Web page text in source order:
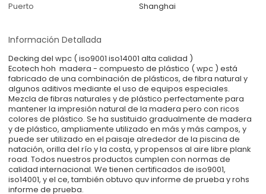
Puerto
Shanghai
Información Detallada
Decking del wpc ( iso9001 iso14001 alta calidad )
Ecotech hoh madera - compuesto de plástico ( wpc ) está
fabricado de una combinación de plásticos, de fibra natural y
algunos aditivos mediante el uso de equipos especiales.
Mezcla de fibras naturales y de plástico perfectamente para
mantener la impresión natural de la madera pero con ricos
colores de plástico. Se ha sustituido gradualmente de madera
y de plástico, ampliamente utilizado en más y más campos, y
puede ser utilizado en el paisaje alrededor de la piscina de
natación, orilla del río y la costa, y propensos al aire libre plank
road. Todos nuestros productos cumplen con normas de
calidad internacional. We tienen certificados de iso9001,
iso14001, y el ce, también obtuvo quv informe de prueba y rohs
informe de prueba.